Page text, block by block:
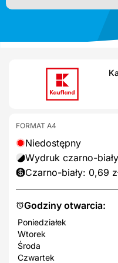
Godziny otwarcia:
Poniedziałek
Wtorek
Środa
Czwartek
FORMAT A4
Niedostępny
Wydruk czarno-biały
Czarno-biały: 0,69